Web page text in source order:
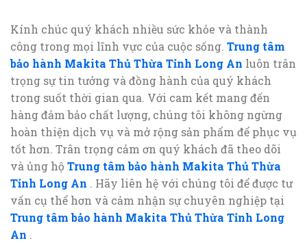
Kính chúc quý khách nhiều sức khỏe và thành
công trong mọi lĩnh vực của cuộc sống. Trung tâm
bảo hành Makita Thủ Thừa Tỉnh Long An luôn trân
trọng sự tin tưởng và đồng hành của quý khách
trong suốt thời gian qua. Với cam kết mang đến
hàng đảm bảo chất lượng, chúng tôi không ngừng
hoàn thiện dịch vụ và mở rộng sản phẩm để phục vụ
tốt hơn. Trân trọng cảm ơn quý khách đã theo dõi
và ủng hộ Trung tâm bảo hành Makita Thủ Thừa
Tỉnh Long An . Hãy liên hệ với chúng tôi để được tư
vấn cụ thể hơn và cảm nhận sự chuyên nghiệp tại
Trung tâm bảo hành Makita Thủ Thừa Tỉnh Long
An .